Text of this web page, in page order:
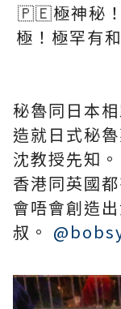
🇵🇪極神秘！
極！極罕有
秘魯同日本
造就日式秘
沈教授先知。
香港同英國
會唔會創造
叔。